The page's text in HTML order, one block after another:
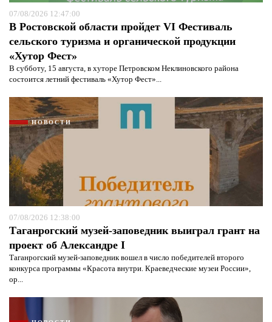
07/08/2026 12:47:00
В Ростовской области пройдет VI Фестиваль
сельского туризма и органической продукции
«Хутор Фест»
В субботу, 15 августа, в хуторе Петровском Неклиновского района
состоится летний фестиваль «Хутор Фест»...
НОВОСТИ
07/08/2026 12:38:00
Таганрогский музей-заповедник выиграл грант на
проект об Александре I
Таганрогский музей-заповедник вошел в число победителей второго
конкурса программы «Красота внутри. Краеведческие музеи России»,
ор...